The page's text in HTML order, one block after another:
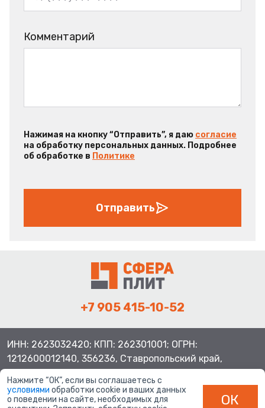
Комментарий
Нажимая на кнопку “Отправить”, я даю согласие
на обработку персональных данных. Подробнее
об обработке в Политике
Отправить
+7 905 415-10-52
ИНН: 2623032420; КПП: 262301001; ОГРН:
1212600012140, 356236, Ставропольский край,
Шпаковский район, с.Верхнерусское, ул.Батайская 3
Нажмите “ОК”, если вы соглашаетесь с
условиями обработки cookie и ваших данных
о поведении на сайте, необходимых для
ОК